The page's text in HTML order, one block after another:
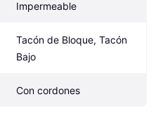
Impermeable
Tacón de Bloque, Tacón
Bajo
Con cordones